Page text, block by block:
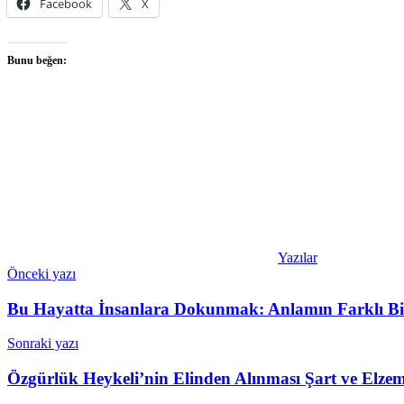
Facebook X
Bunu beğen:
Yazılar
Yazı
gezinmesi
Önceki yazı
Bu Hayatta İnsanlara Dokunmak: Anlamın Farklı
Sonraki yazı
Özgürlük Heykeli’nin Elinden Alınması Şart ve